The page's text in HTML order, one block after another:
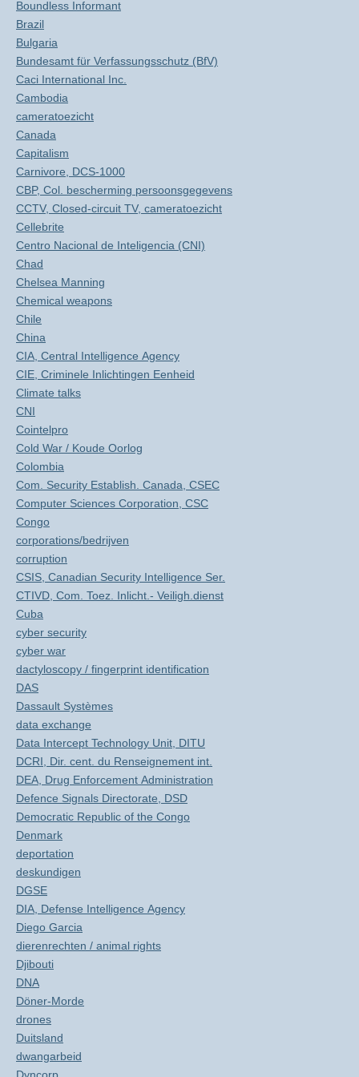
Boundless Informant
Brazil
Bulgaria
Bundesamt für Verfassungsschutz (BfV)
Caci International Inc.
Cambodia
cameratoezicht
Canada
Capitalism
Carnivore, DCS-1000
CBP, Col. bescherming persoonsgegevens
CCTV, Closed-circuit TV, cameratoezicht
Cellebrite
Centro Nacional de Inteligencia (CNI)
Chad
Chelsea Manning
Chemical weapons
Chile
China
CIA, Central Intelligence Agency
CIE, Criminele Inlichtingen Eenheid
Climate talks
CNI
Cointelpro
Cold War / Koude Oorlog
Colombia
Com. Security Establish. Canada, CSEC
Computer Sciences Corporation, CSC
Congo
corporations/bedrijven
corruption
CSIS, Canadian Security Intelligence Ser.
CTIVD, Com. Toez. Inlicht.- Veiligh.dienst
Cuba
cyber security
cyber war
dactyloscopy / fingerprint identification
DAS
Dassault Systèmes
data exchange
Data Intercept Technology Unit, DITU
DCRI, Dir. cent. du Renseignement int.
DEA, Drug Enforcement Administration
Defence Signals Directorate, DSD
Democratic Republic of the Congo
Denmark
deportation
deskundigen
DGSE
DIA, Defense Intelligence Agency
Diego Garcia
dierenrechten / animal rights
Djibouti
DNA
Döner-Morde
drones
Duitsland
dwangarbeid